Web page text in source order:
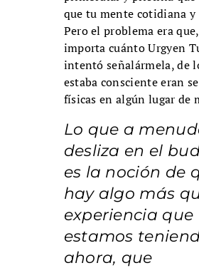
que tu mente cotidiana
Pero el problema era
importa cuánto Urgyen
intentó señalármela, de
estaba consciente eran
físicas en algún lugar de
Lo que a
desliza en el
es la noción de
hay algo más
experiencia que
estamos
ahora, que